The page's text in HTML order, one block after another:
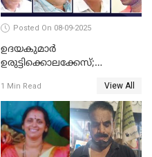
Posted On 08-09-2025
ഉദയകുമാര്‍
ഉരുട്ടിക്കൊലക്കേസ്;
സുപ്രീംകോടതിയിലേക്ക്
1 Min Read View All